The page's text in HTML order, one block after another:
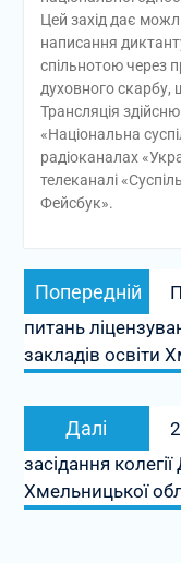
Цей захід дає
написання
спільнотою через
духовного скарбу,
Трансляція
«Національна
радіоканалах
телеканалі
Фейсбук».
Навігація
записів
Попередній
питань
закладів освіти
Далі
засідання
Хмельницької